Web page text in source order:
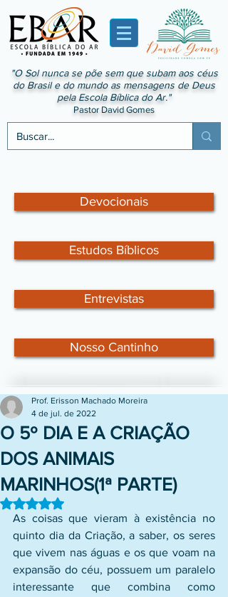
"O Sol nunca se põe sem que subam aos céus
do Brasil e do mundo as mensagens de Deus
pela Escola Bíblica do Ar."
Pastor David Gomes
Devocionais
Estudos Bíblicos
Entrevistas
Nosso Cantinho
O 5º DIA E A CRIAÇÃO
DOS ANIMAIS
MARINHOS(1ª PARTE)
Prof. Erisson Machado Moreira
4 de jul. de 2022
Avaliado com NaN de 5 estrelas.
As coisas que vieram à existência no
quinto dia da Criação, a saber, os seres
que vivem nas águas e os que voam na
expansão do céu, possuem um paralelo
interessante que combina como